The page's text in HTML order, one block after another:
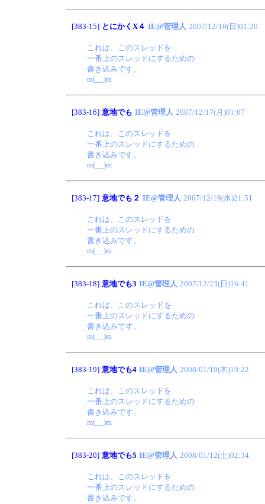
[383-15] とにかくX４ IE@管理人 2007/12/16(日)01:20
これは、このスレッドを
一番上のスレッドにするための
書き込みです。
m(__)m
[383-16] 意地でも IE@管理人 2007/12/17(月)01:07
これは、このスレッドを
一番上のスレッドにするための
書き込みです。
m(__)m
[383-17] 意地でも２ IE@管理人 2007/12/19(水)21:51
これは、このスレッドを
一番上のスレッドにするための
書き込みです。
m(__)m
[383-18] 意地でも3 IE@管理人 2007/12/23(日)16:41
これは、このスレッドを
一番上のスレッドにするための
書き込みです。
m(__)m
[383-19] 意地でも4 IE@管理人 2008/01/10(木)19:22
これは、このスレッドを
一番上のスレッドにするための
書き込みです。
m(__)m
[383-20] 意地でも5 IE@管理人 2008/01/12(土)02:34
これは、このスレッドを
一番上のスレッドにするための
書き込みです。